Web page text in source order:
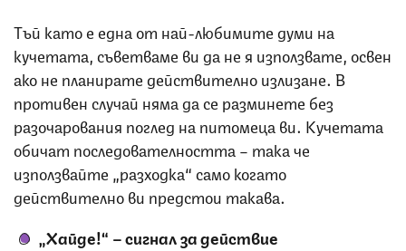
Тъй като е една от най-любимите думи на
кучетата, съветваме ви да не я използвате, освен
ако не планирате действително излизане. В
противен случай няма да се разминете без
разочарования поглед на питомеца ви. Кучетата
обичат последователността – така че
използвайте „разходка“ само когато
действително ви предстои такава.
„Хайде!“ – сигнал за действие